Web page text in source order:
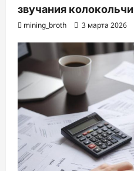
звучания
mining_broth 3 марта 2026